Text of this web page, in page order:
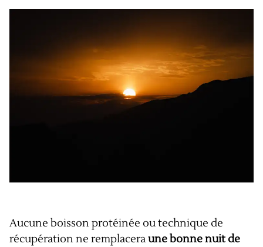
Aucune boisson protéinée ou technique de
récupération ne remplaceraune bonne nuit de